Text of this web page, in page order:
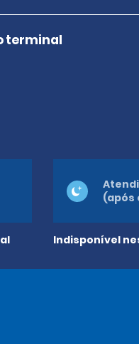
terminal
Indisponível
(após